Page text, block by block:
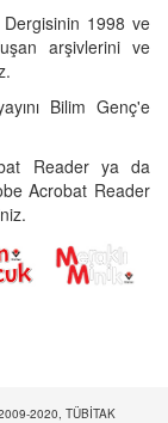
1998 ve
arşivlerini ve
Bilim Genç'e
Reader ya da
Acrobat Reader
2020, TÜBİTAK